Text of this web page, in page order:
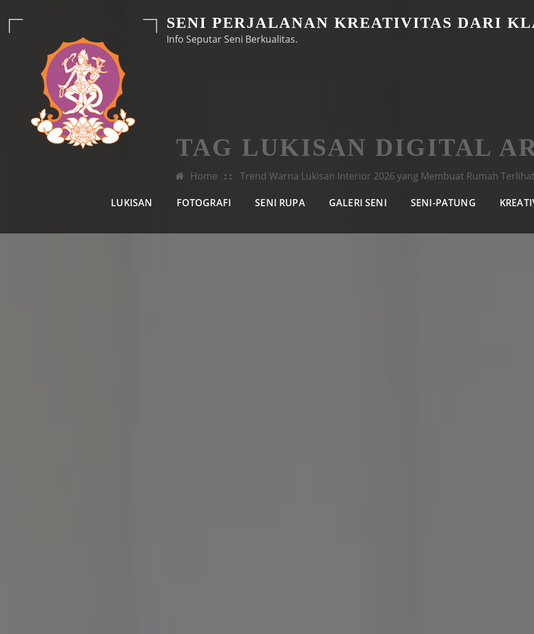
SENI PERJALANAN KREATIVITAS DARI
Info Seputar Seni Berkualitas.
LUKISAN FOTOGRAFI SENI RUPA GALERI SENI SENI-PATUNG
TAG LUKISAN DIGITAL
Home Trend Warna Lukisan Interior 2026 yang Membuat Rumah